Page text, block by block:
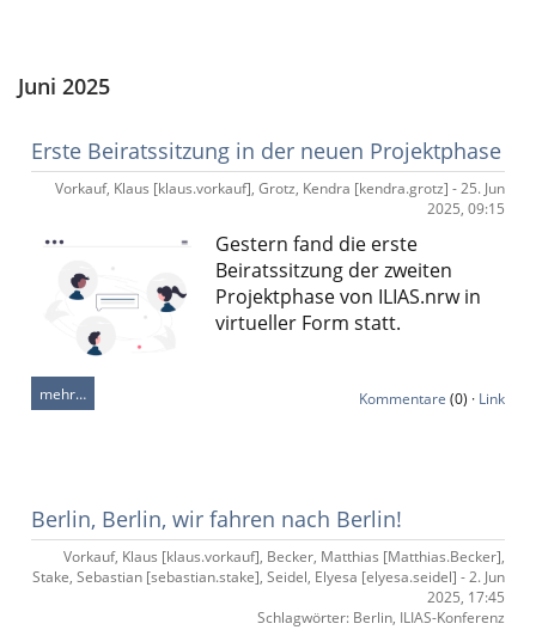
Juni 2025
Erste Beiratssitzung in der neuen Projektphase
Vorkauf, Klaus [klaus.vorkauf], Grotz, Kendra [kendra.grotz] - 25. Jun
2025, 09:15
Gestern fand die erste
Beiratssitzung der zweiten
Projektphase von ILIAS.nrwin
virtueller Form statt.
mehr… Kommentare (0) · Link
Berlin, Berlin, wir fahren nach Berlin!
Vorkauf, Klaus [klaus.vorkauf], Becker, Matthias [Matthias.Becker],
Stake, Sebastian [sebastian.stake], Seidel, Elyesa [elyesa.seidel] - 2. Jun
2025, 17:45
Schlagwörter: Berlin, ILIAS-Konferenz